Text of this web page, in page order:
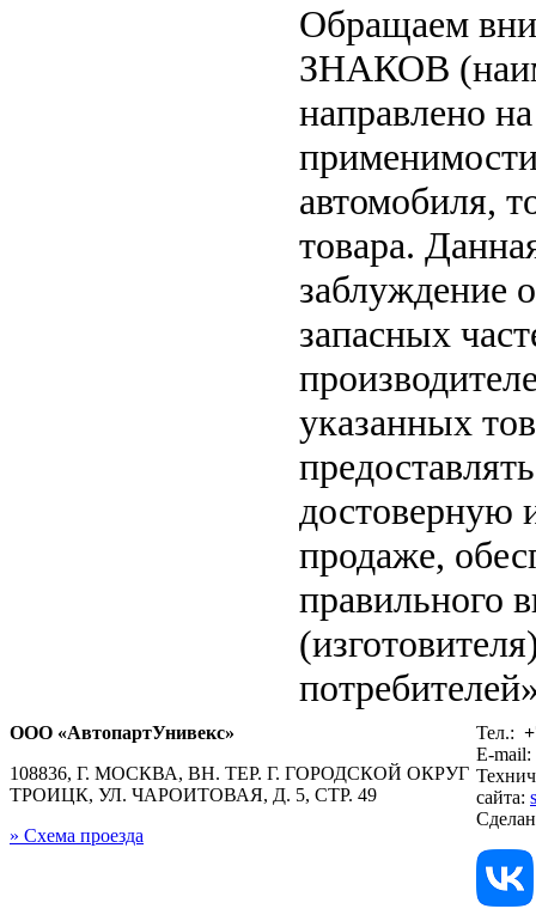
Обращаем
ЗНАКОВ
направлено
автомобиля,
товара.
заблуждение
запасных
указанных
достоверную
продаже,
правильного
ООО «АвтопартУнивекс»
108836, Г. МОСКВА, ВН. ТЕР. Г. ГОРОДСКОЙ ОКРУГ
ТРОИЦК, УЛ. ЧАРОИТОВАЯ, Д. 5, СТР. 49
» Схема проезда
Тел.:
E-mail:
сайта: